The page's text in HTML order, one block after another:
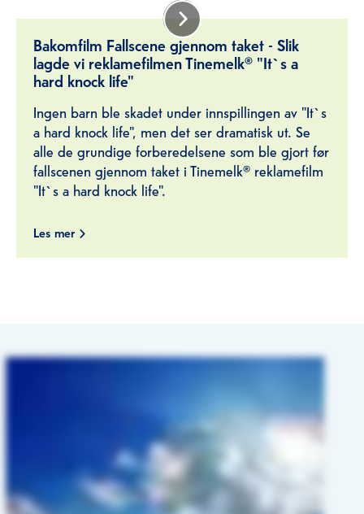
Bakomfilm Fallscene gjennom taket - Slik
lagde vi reklamefilmen Tinemelk® "It`s a
hard knock life"
Ingen barn ble skadet under innspillingen av "It`s
a hard knock life", men det ser dramatisk ut. Se
alle de grundige forberedelsene som ble gjort før
fallscenen gjennom taket i Tinemelk® reklamefilm
"It`s a hard knock life".
Les mer